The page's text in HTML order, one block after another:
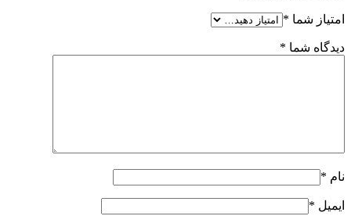
امتیاز شما *
دیدگاه شما *
نام *
ایمیل *